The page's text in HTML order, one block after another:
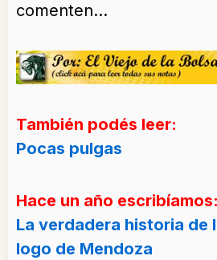
comenten…
También podés leer:
Pocas pulgas
Hace un año escribíamos:
La verdadera historia de
logo de Mendoza